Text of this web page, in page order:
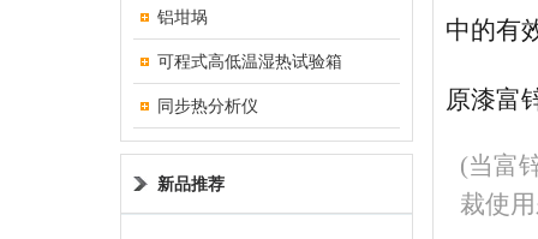
铝坩埚
可程式高低温湿热试验箱
同步热分析仪
新品推荐
中的有
原漆富
(当富
裁使